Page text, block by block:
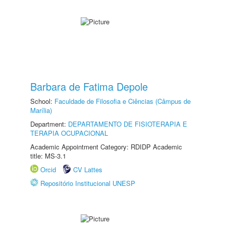
Barbara de Fatima Depole
School: Faculdade de Filosofia e Ciências (Câmpus de
Marília)
Department: DEPARTAMENTO DE FISIOTERAPIA E
TERAPIA OCUPACIONAL
Academic Appointment Category: RDIDP Academic
title: MS-3.1
Orcid
CV Lattes
Repositório Institucional UNESP